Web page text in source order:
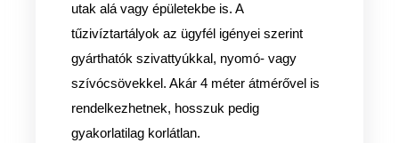
utak alá vagy épületekbe is. A
tűzivíztartályok az ügyfél igényei szerint
gyárthatók szivattyúkkal, nyomó- vagy
szívócsövekkel. Akár 4 méter átmérővel is
rendelkezhetnek, hosszuk pedig
gyakorlatilag korlátlan.